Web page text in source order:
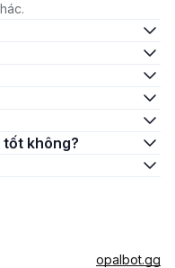
tốt không?
opalbot.gg